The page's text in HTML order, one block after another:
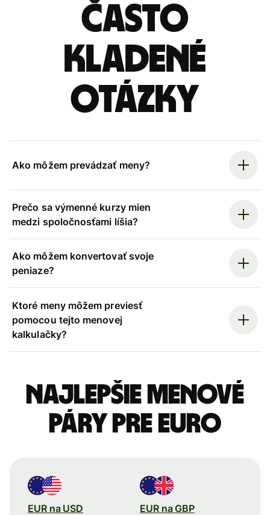
Často
kladené
otázky
Ako môžem prevádzať meny?
Prečo sa výmenné kurzy mien
medzi spoločnosťami líšia?
Ako môžem konvertovať svoje
peniaze?
Ktoré meny môžem previesť
pomocou tejto menovej
kalkulačky?
Najlepšie menové
páry pre Euro
EUR na USD EUR na GBP